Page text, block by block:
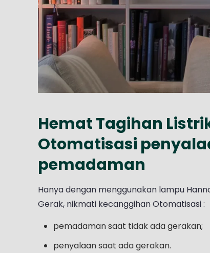
Hemat Tagihan
Otomatisasi
pemadaman
Hanya dengan menggunakan lampu
Gerak, nikmati kecanggihan Otomatisasi :
pemadaman saat tidak ada gerakan;
penyalaan saat ada gerakan.